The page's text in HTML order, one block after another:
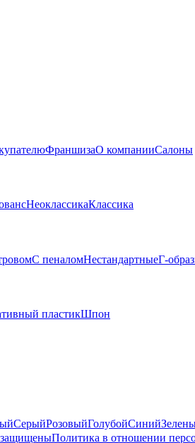
ФраншизаО компанииСалоны
НеоклассикаКлассика
С пеналомНестандартныеГ-
пластикШпон
СерыйРозовыйГолубойСиний
зaщищeныПолитика в отношении